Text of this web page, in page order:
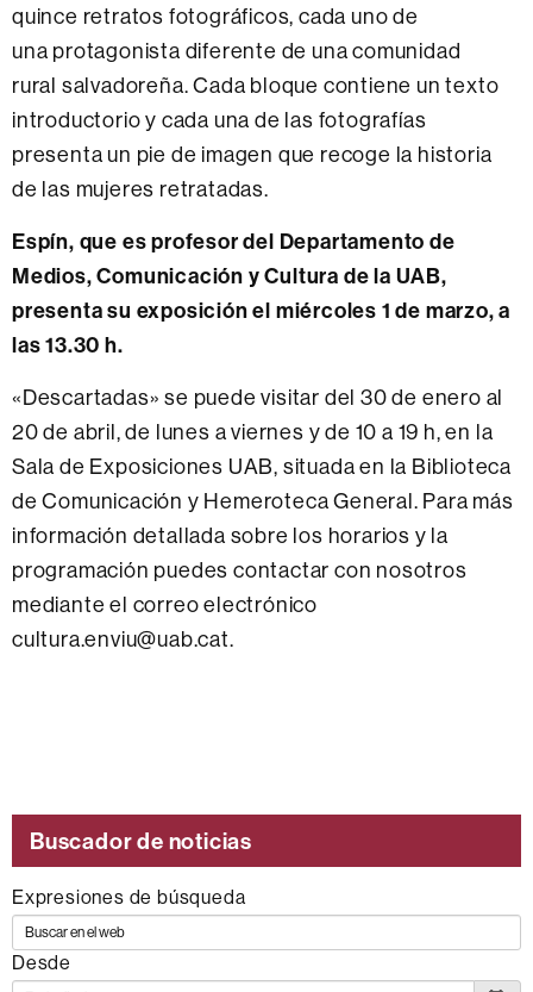
quince retratos fotográficos, cada uno de
una protagonista diferente de una comunidad
rural salvadoreña. Cada bloque contiene un texto
introductorio y cada una de las fotografías
presenta un pie de imagen que recoge la historia
de las mujeres retratadas.
Espín, que es profesor del Departamento de
Medios, Comunicación y Cultura de la UAB,
presenta su exposición el miércoles 1 de marzo, a
las 13.30 h.
«Descartadas» se puede visitar del 30 de enero al
20 de abril, de lunes a viernes y de 10 a 19 h, en la
Sala de Exposiciones UAB, situada en la Biblioteca
de Comunicación y Hemeroteca General. Para más
información detallada sobre los horarios y la
programación puedes contactar con nosotros
mediante el correo electrónico
cultura.enviu@uab.cat.
se
engloba
de
los
siguientes
Buscador de noticias
Expresiones de búsqueda
Desde